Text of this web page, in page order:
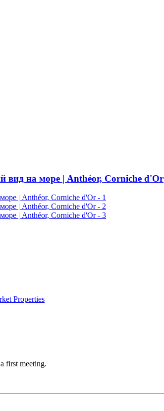
вид на море | Anthéor, Corniche d'Or
Properties
first meeting.